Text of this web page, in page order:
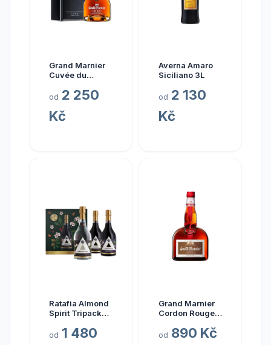
Grand Marnier
Cuvée du
od 2 250
Kč
Averna Amaro
Siciliano 3L
od 2 130
Kč
Ratafia Almond
Spirit Tripack
od 1 480
Grand Marnier
Cordon Rouge
od 890 Kč